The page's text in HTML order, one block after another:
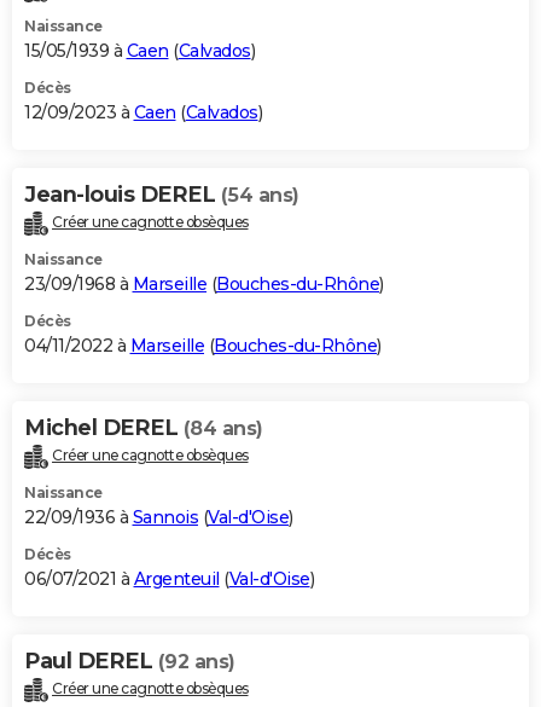
Naissance
15/05/1939 à Caen (Calvados)
Décès
12/09/2023 à Caen (Calvados)
Jean-louis DEREL (54 ans)
Créer une cagnotte obsèques
Naissance
23/09/1968 à Marseille (Bouches-du-Rhône)
Décès
04/11/2022 à Marseille (Bouches-du-Rhône)
Michel DEREL (84 ans)
Créer une cagnotte obsèques
Naissance
22/09/1936 à Sannois (Val-d'Oise)
Décès
06/07/2021 à Argenteuil (Val-d'Oise)
Paul DEREL (92 ans)
Créer une cagnotte obsèques